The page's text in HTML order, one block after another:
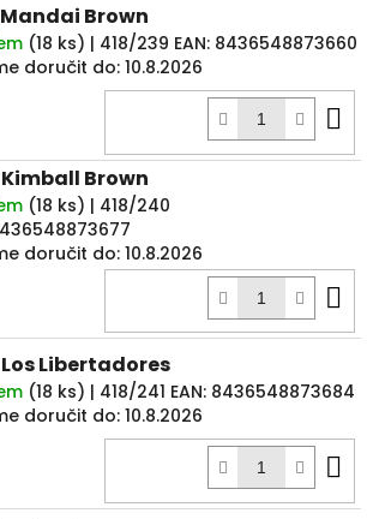
Brown
(18 ks) | 418/239 EAN: 8436548873660
doručit do: 10.8.2026
Brown
(18 ks) | 418/240
doručit do: 10.8.2026
Libertadores
(18 ks) | 418/241 EAN: 8436548873684
doručit do: 10.8.2026